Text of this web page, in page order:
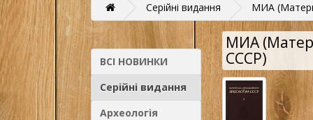
Серійні видання МИА
ВСІ НОВИНКИ
Серійні видання
Археологія
МИА
СССР)